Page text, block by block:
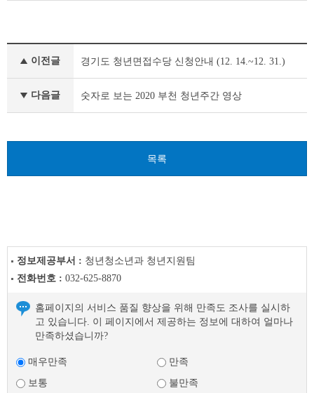
사
글
이전글 경기도 청년면접수당 신청안내 (12. 14.~12. 31.)
다음글 숫자로 보는 2020 부천 청년주간 영상
목록
정보제공부서 : 청년청소년과 청년지원팀
전화번호 : 032-625-8870
홈페이지의 서비스 품질 향상을 위해 만족도 조사를 실시하
고 있습니다. 이 페이지에서 제공하는 정보에 대하여 얼마나
만족하셨습니까?
매우만족
만족
보통
불만족